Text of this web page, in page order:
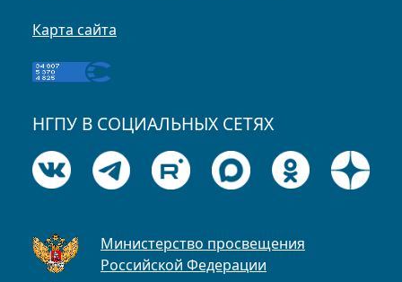
Карта сайта
НГПУ В СОЦИАЛЬНЫХ СЕТЯХ
Министерство просвещения
Российской Федерации